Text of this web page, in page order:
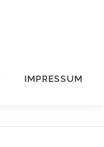
IMPRESSUM